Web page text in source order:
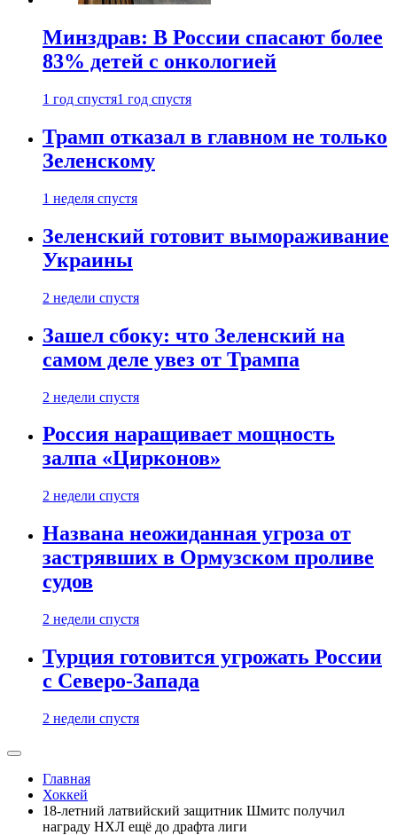
Минздрав: В России спасают более
83% детей с онкологией
1 год спустя1 год спустя
Трамп отказал в главном не только
Зеленскому
1 неделя спустя
Зеленский готовит вымораживание
Украины
2 недели спустя
Зашел сбоку: что Зеленский на
самом деле увез от Трампа
2 недели спустя
Россия наращивает мощность
залпа «Цирконов»
2 недели спустя
Названа неожиданная угроза от
застрявших в Ормузском проливе
судов
2 недели спустя
Турция готовится угрожать России
с Северо-Запада
2 недели спустя
Главная
Хоккей
18-летний латвийский защитник Шмитс получил
награду НХЛ ещё до драфта лиги